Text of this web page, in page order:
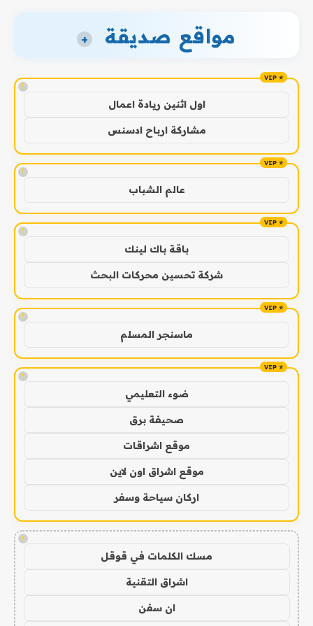
مواقع صديقة +
!
اول اثنين ريادة اعمال
مشاركة ارباح ادسنس
!
عالم الشباب
!
باقة باك لينك
شركة تحسين محركات البحث
!
ماسنجر المسلم
!
ضوء التعليمي
صحيفة برق
موقع اشراقات
موقع اشراق اون لاين
اركان سياحة وسفر
!
مسك الكلمات في قوقل
اشراق التقنية
ان سفن